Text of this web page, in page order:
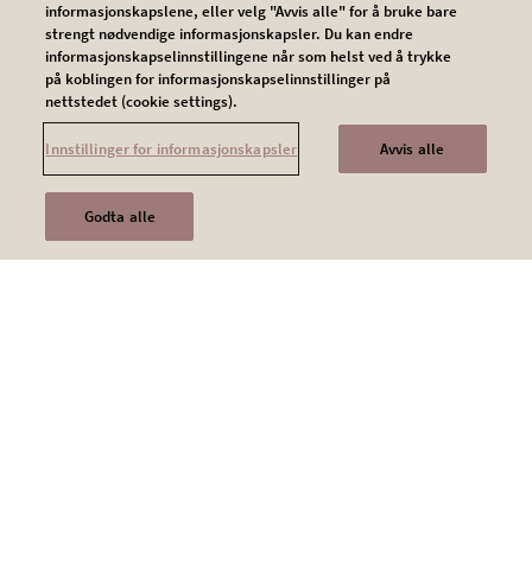
Legal NO
Kontakt oss
informasjonskapslene, eller velg "Avvis alle" for å bruke bare
strengt nødvendige informasjonskapsler. Du kan endre
informasjonskapselinnstillingene når som helst ved å trykke
på koblingen for informasjonskapselinnstillinger på
nettstedet (cookie settings).
Innstillinger for informasjonskapsler Avvis alle
Godta alle